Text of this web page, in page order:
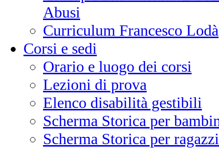
Abusi
Curriculum Francesco Lodà
Corsi e sedi
Orario e luogo dei corsi
Lezioni di prova
Elenco disabilità gestibili
Scherma Storica per
Scherma Storica per ragazzi